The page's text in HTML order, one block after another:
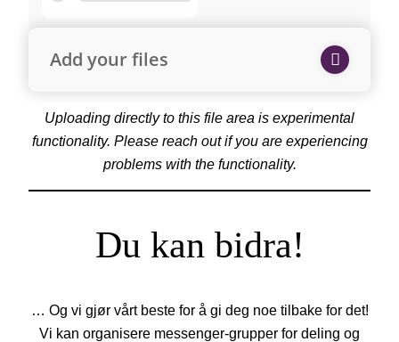
Add your files
Uploading directly to this file area is experimental
functionality. Please reach out if you are experiencing
problems with the functionality.
Du kan bidra!
… Og vi gjør vårt beste for å gi deg noe tilbake for det!
Vi kan organisere messenger-grupper for deling og